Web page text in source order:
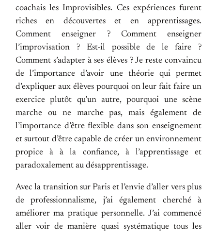
coachais les Improvisibles. Ces expériences furent
riches en découvertes et en apprentissages.
Comment enseigner ? Comment enseigner
l’improvisation ? Est-il possible de le faire ?
Comment s’adapter à ses élèves ? Je reste convaincu
de l’importance d’avoir une théorie qui permet
d’expliquer aux élèves pourquoi on leur fait faire un
exercice plutôt qu’un autre, pourquoi une scène
marche ou ne marche pas, mais également de
l’importance d’être flexible dans son enseignement
et surtout d’être capable de créer un environnement
propice à à la confiance, à l’apprentissage et
paradoxalement au désapprentissage.
Avec la transition sur Paris et l’envie d’aller vers plus
de professionnalisme, j’ai également cherché à
améliorer ma pratique personnelle. J’ai commencé
aller voir de manière quasi systématique tous les